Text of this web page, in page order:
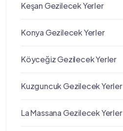
Keşan Gezilecek Yerler
Konya Gezilecek Yerler
Köyceğiz Gezilecek Yerler
Kuzguncuk Gezilecek Yerler
La Massana Gezilecek Yerler